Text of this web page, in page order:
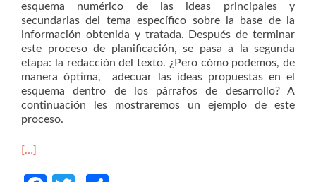
esquema numérico de las ideas principales y
secundarias del tema específico sobre la base de la
información obtenida y tratada. Después de terminar
este proceso de planificación, se pasa a la segunda
etapa: la redacción del texto. ¿Pero cómo podemos, de
manera óptima, adecuar las ideas propuestas en el
esquema dentro de los párrafos de desarrollo? A
continuación les mostraremos un ejemplo de este
proceso.
[…]